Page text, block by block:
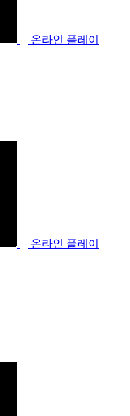
온라인 플레이
온라인 플레이